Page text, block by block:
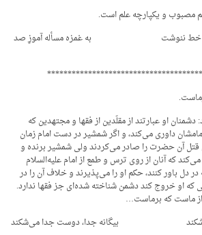
مصبوب و یکپارچه علم است.
و خط ننوشت به غمزه مسأله آموزِ صد
او عبارتند از مقلّدین از فقها و مجتهدین که
داوری می‌کند، و اگر شمشیر در دست امام زمان
قتل آن حضرت را صادر می‌کردند ولی شمشیر برنده و
که آنان از روی ترس و طمع از امام علیه‌السلام
دل باور کنند، حکم او را می‌پذیرند و خلاف آن را در
که او خروج کند دشمن شناخته شده‌ای جز فقها ندارد.
از ماست که برماست…
می‌شکند بیگانه جدا، دوست جدا می‌شکند